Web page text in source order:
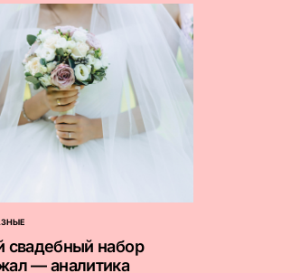
свадебный набор
— аналитика